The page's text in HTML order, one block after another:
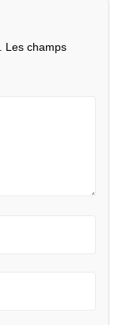
Les champs